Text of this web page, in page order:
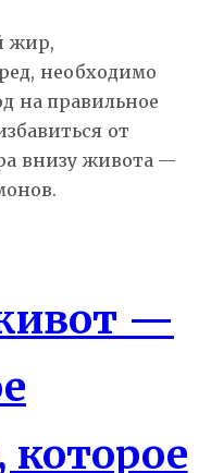
жир,
необходимо
на правильное
от
внизу живота —
—